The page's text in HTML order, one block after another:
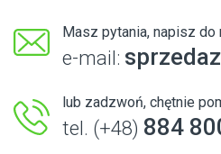
Masz pytania, napisz do
e-mail:
lub zadzwoń, chętnie
tel. (+48) 884